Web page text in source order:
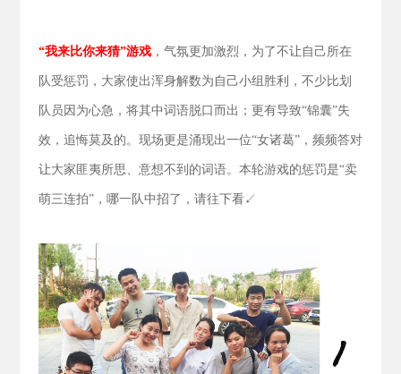
“我来比你来猜”游戏，气氛更加激烈，为了不让自己所在
队受惩罚，大家使出浑身解数为自己小组胜利，不少比划
队员因为心急，将其中词语脱口而出；更有导致“锦囊”失
效，追悔莫及的。现场更是涌现出一位“女诸葛”，频频答对
让大家匪夷所思、意想不到的词语。本轮游戏的惩罚是“卖
萌三连拍”，哪一队中招了，请往下看↙